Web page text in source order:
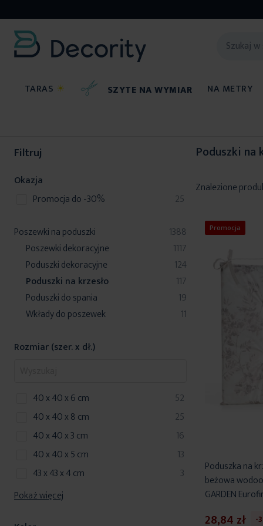
TARAS ☀ SZYTE NA WYMIAR NA METRY
Poduszki na
Znalezione
Promocja
Poduszka na
beżowa
GARDEN
28,84 zł
-
Filtruj
Okazja
Promocja do -30%
25
produkty
Poszewki na poduszki 1388
produkty
Poszewki dekoracyjne
1117
produkty
Poduszki dekoracyjne
124
produkty
Poduszki na krzesło
117
produkty
Poduszki do spania
19
produkty
Wkłady do poszewek
11
produkty
Rozmiar (szer. x dł.)
40 x 40 x 6 cm 52
produkty
40 x 40 x 8 cm
25
produkty
40 x 40 x 3 cm
16
produkty
40 x 40 x 5 cm
13
produkty
43 x 43 x 4 cm
3
produkty
Pokaż więcej